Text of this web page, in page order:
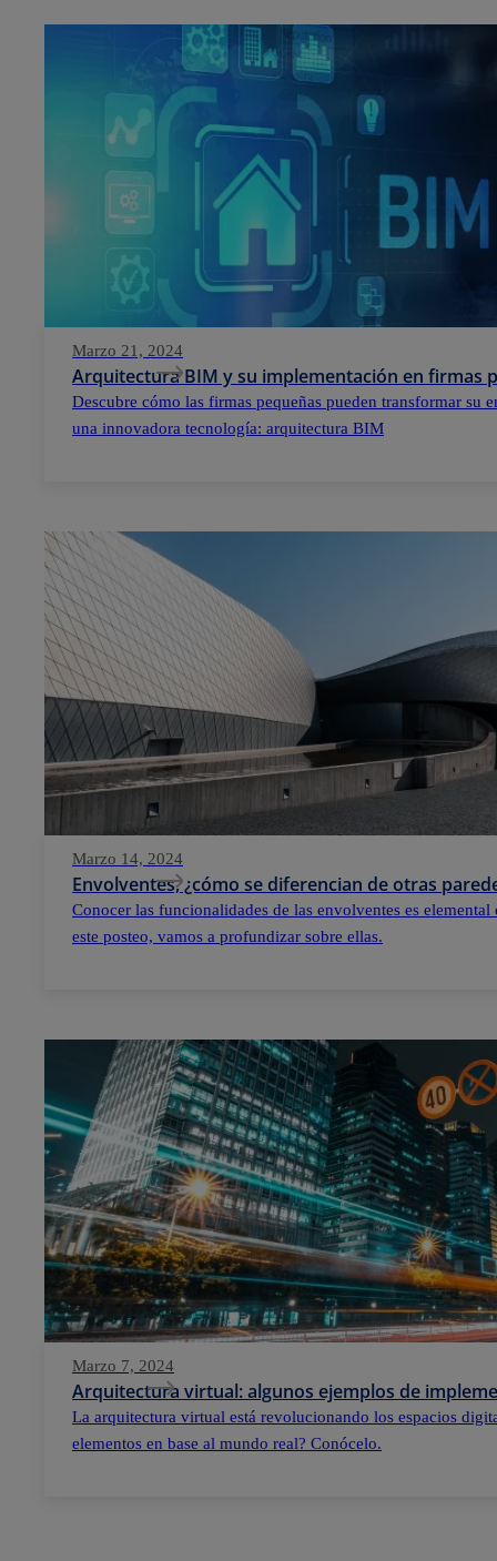
Marzo 21, 2024
Arquitectura BIM y su implementación en firmas
Descubre cómo las firmas pequeñas pueden transformar su
una innovadora tecnología: arquitectura BIM
Marzo 14, 2024
Envolventes, ¿cómo se diferencian de otras
Conocer las funcionalidades de las envolventes es
este posteo, vamos a profundizar sobre ellas.
Marzo 7, 2024
Arquitectura virtual: algunos ejemplos de
La arquitectura virtual está revolucionando los espacios
elementos en base al mundo real? Conócelo.